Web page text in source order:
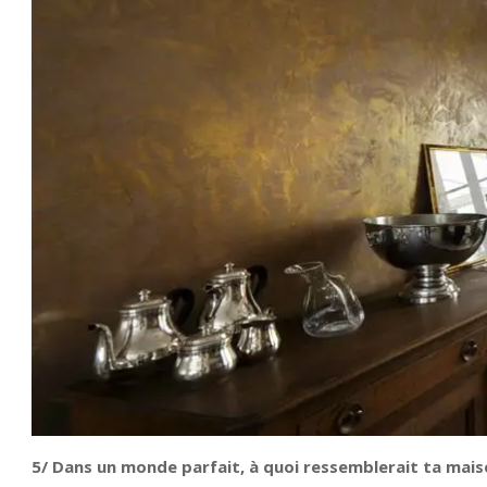
5/ Dans un monde parfait, à quoi ressemblerait ta